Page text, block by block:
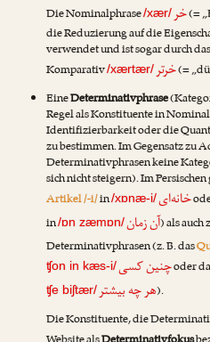
Die Nominalphrase/xær/خر(=
die Reduzierung auf die
verwendet und ist sogar durch
Komparativ/xærtær/خرتر(=
EineDeterminativphrase
Regel als Konstituente in
Identifizierbarkeit oder die
zu bestimmen. Im Gegensatz zu
Determinativphrasen keine
sich nicht steigern). Im
Artikel /-i/in/xɒnæ-i/خانه‌ای
in/ɒn zæmɒn/آن زمان) als
Determinativphrasen (z. B. das
ʧon in kæs-i/چنین کسیoder
ʧe biʃtær/هر چه بیشتر).
Die Konstituente, die